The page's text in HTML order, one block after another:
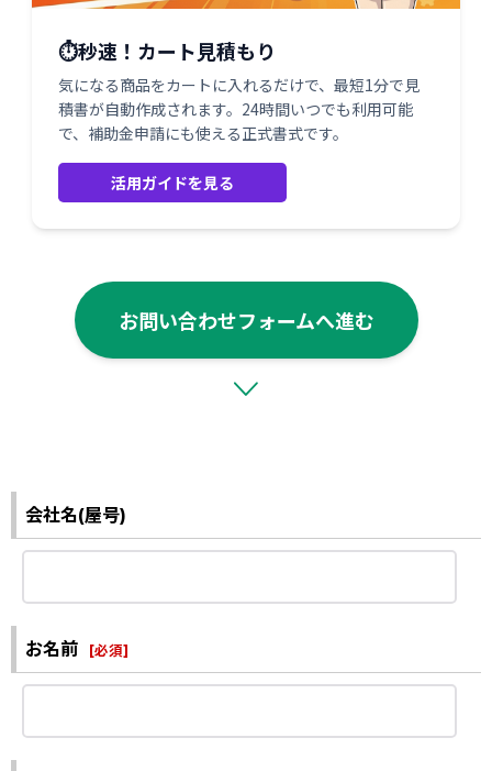
⏱️秒速！カート見積もり
気になる商品をカートに入れるだけで、最短1分で見
積書が自動作成されます。24時間いつでも利用可能
で、補助金申請にも使える正式書式です。
活用ガイドを見る
お問い合わせフォームへ進む
会社名(屋号)
お名前 [必須]